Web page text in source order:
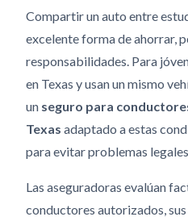
Compartir un auto entre
excelente forma de ahorrar,
responsabilidades. Para
en Texas y usan un mismo
un seguro para
Texas adaptado a estas
para evitar problemas
Las aseguradoras evalúan
conductores autorizados,